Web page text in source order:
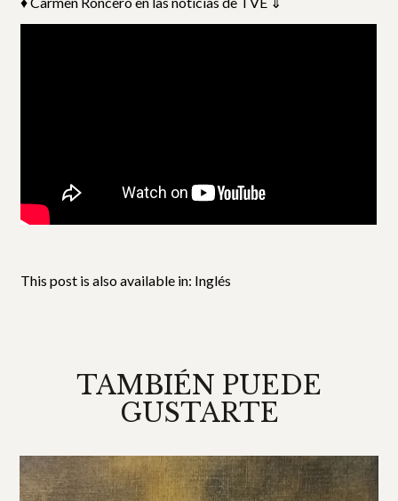
This post is also available in: Inglés
TAMBIÉN PUEDE
GUSTARTE